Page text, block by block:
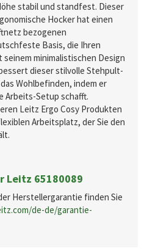
stabil und standfest. Dieser
Hocker hat einen
bezogenen
Basis, die Ihren
minimalistischen Design
dieser stilvolle Stehpult-
Wohlbefinden, indem er
Arbeits-Setup schafft.
Leitz Ergo Cosy Produkten
Arbeitsplatz, der Sie den
Leitz 65180089
Herstellergarantie finden Sie
de-de/garantie-